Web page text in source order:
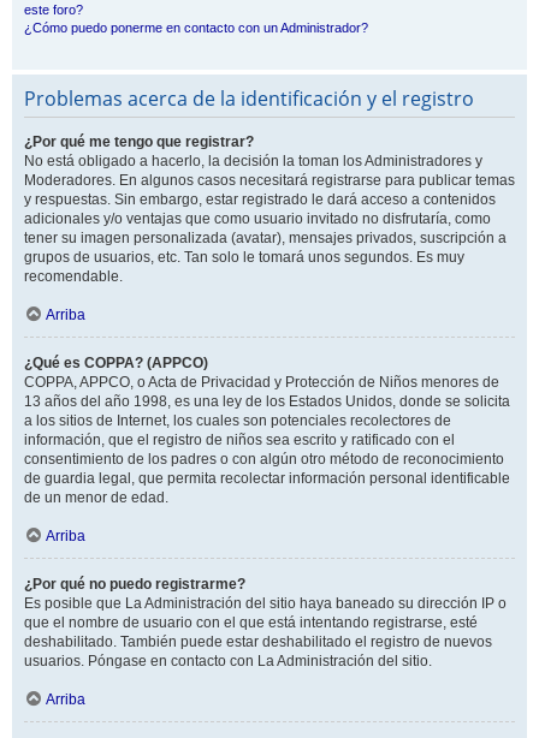
este foro?
¿Cómo puedo ponerme en contacto con un Administrador?
Problemas acerca de la identificación y el registro
¿Por qué me tengo que registrar?
No está obligado a hacerlo, la decisión la toman los Administradores y
Moderadores. En algunos casos necesitará registrarse para publicar temas
y respuestas. Sin embargo, estar registrado le dará acceso a contenidos
adicionales y/o ventajas que como usuario invitado no disfrutaría, como
tener su imagen personalizada (avatar), mensajes privados, suscripción a
grupos de usuarios, etc. Tan solo le tomará unos segundos. Es muy
recomendable.
Arriba
¿Qué es COPPA? (APPCO)
COPPA, APPCO, o Acta de Privacidad y Protección de Niños menores de
13 años del año 1998, es una ley de los Estados Unidos, donde se solicita
a los sitios de Internet, los cuales son potenciales recolectores de
información, que el registro de niños sea escrito y ratificado con el
consentimiento de los padres o con algún otro método de reconocimiento
de guardia legal, que permita recolectar información personal identificable
de un menor de edad.
Arriba
¿Por qué no puedo registrarme?
Es posible que La Administración del sitio haya baneado su dirección IP o
que el nombre de usuario con el que está intentando registrarse, esté
deshabilitado. También puede estar deshabilitado el registro de nuevos
usuarios. Póngase en contacto con La Administración del sitio.
Arriba